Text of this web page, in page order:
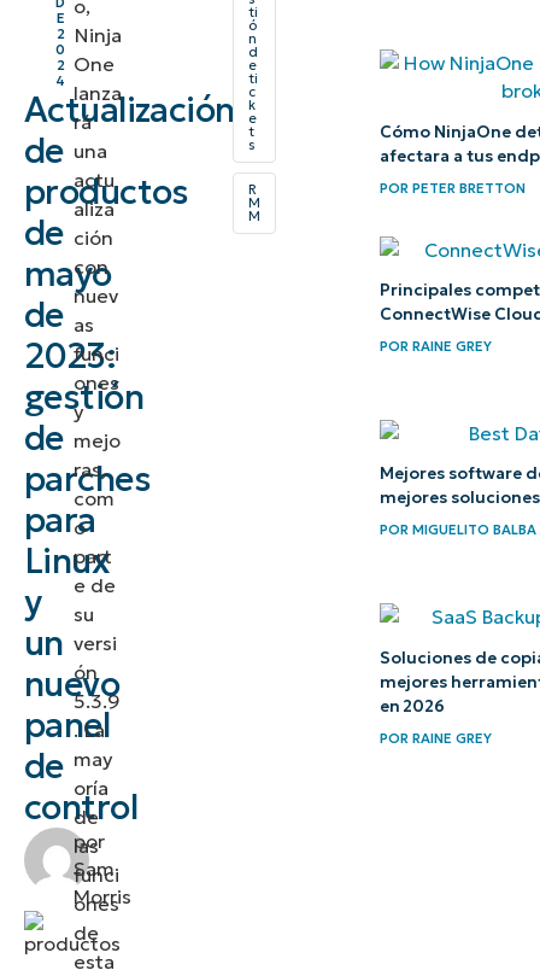
E
2
0
2
4
Actualización
de
productos
de
mayo
de
2023:
gestión
de
parches
para
Linux
y
un
nuevo
panel
de
control
por
Sam
Morris
o,
Ninja
One
lanza
rá
una
actu
aliza
ción
con
nuev
as
funci
ones
y
mejo
ras,
com
o
part
e de
su
versi
ón
5.3.9
. La
may
oría
de
las
funci
ones
de
esta
ti
ó
n
d
e
ti
c
k
e
t
s
R
M
M
Cómo NinjaOne
afectara a tus
PORPETER BRETTON
Principales
ConnectWise
PORRAINE GREY
Mejores software
mejores
PORMIGUELITO BALBA
Soluciones de
mejores
en 2026
PORRAINE GREY